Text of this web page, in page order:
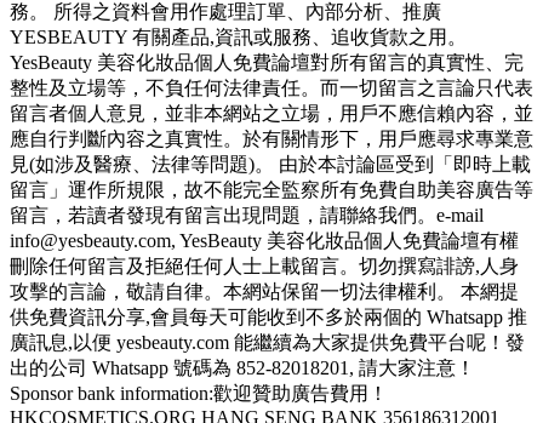
務。 所得之資料會用作處理訂單、內部分析、推廣
YESBEAUTY 有關產品,資訊或服務、追收貨款之用。
YesBeauty 美容化妝品個人免費論壇對所有留言的真實性、完
整性及立場等，不負任何法律責任。而一切留言之言論只代表
留言者個人意見，並非本網站之立場，用戶不應信賴內容，並
應自行判斷內容之真實性。於有關情形下，用戶應尋求專業意
見(如涉及醫療、法律等問題)。 由於本討論區受到「即時上載
留言」運作所規限，故不能完全監察所有免費自助美容廣告等
留言，若讀者發現有留言出現問題，請聯絡我們。e-mail
info@yesbeauty.com, YesBeauty 美容化妝品個人免費論壇有權
刪除任何留言及拒絕任何人士上載留言。切勿撰寫誹謗,人身
攻擊的言論，敬請自律。本網站保留一切法律權利。 本網提
供免費資訊分享,會員每天可能收到不多於兩個的 Whatsapp 推
廣訊息,以便 yesbeauty.com 能繼續為大家提供免費平台呢！發
出的公司 Whatsapp 號碼為 852-82018201, 請大家注意！
Sponsor bank information:歡迎贊助廣告費用！
HKCOSMETICS.ORG HANG SENG BANK 356186312001